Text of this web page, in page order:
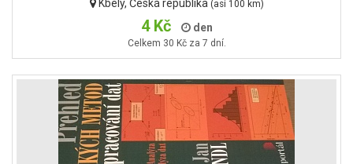
Kbely, Česká republika (asi 100 km)
4 Kč den
Celkem 30 Kč za 7 dní.